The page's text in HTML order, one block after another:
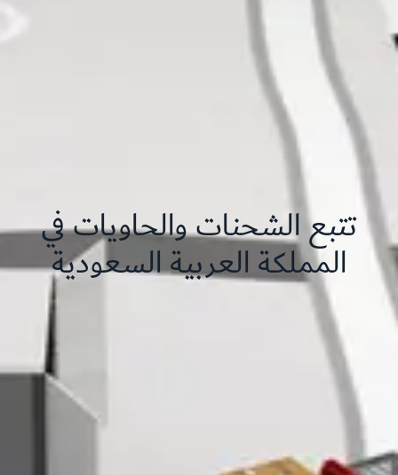
تتبع الشحنات والحاويات في
المملكة العربية السعودية